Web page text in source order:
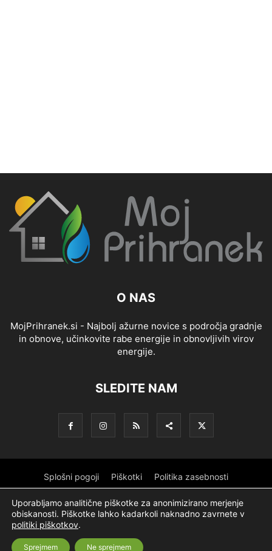
O NAS
MojPrihranek.si - Najbolj ažurne novice s področja gradnje
in obnove, učinkovite rabe energije in obnovljivih virov
energije.
SLEDITE NAM
Splošni pogoji Piškotki Politika zasebnosti
Oglaševanje Partnerji Sofinanciranje Logotip
O podjetju
Uporabljamo analitične piškotke za anonimizirano merjenje
obiskanosti. Piškotke lahko kadarkoli naknadno zavrnete v
politiki piškotkov.
Sprejmem Ne sprejmem